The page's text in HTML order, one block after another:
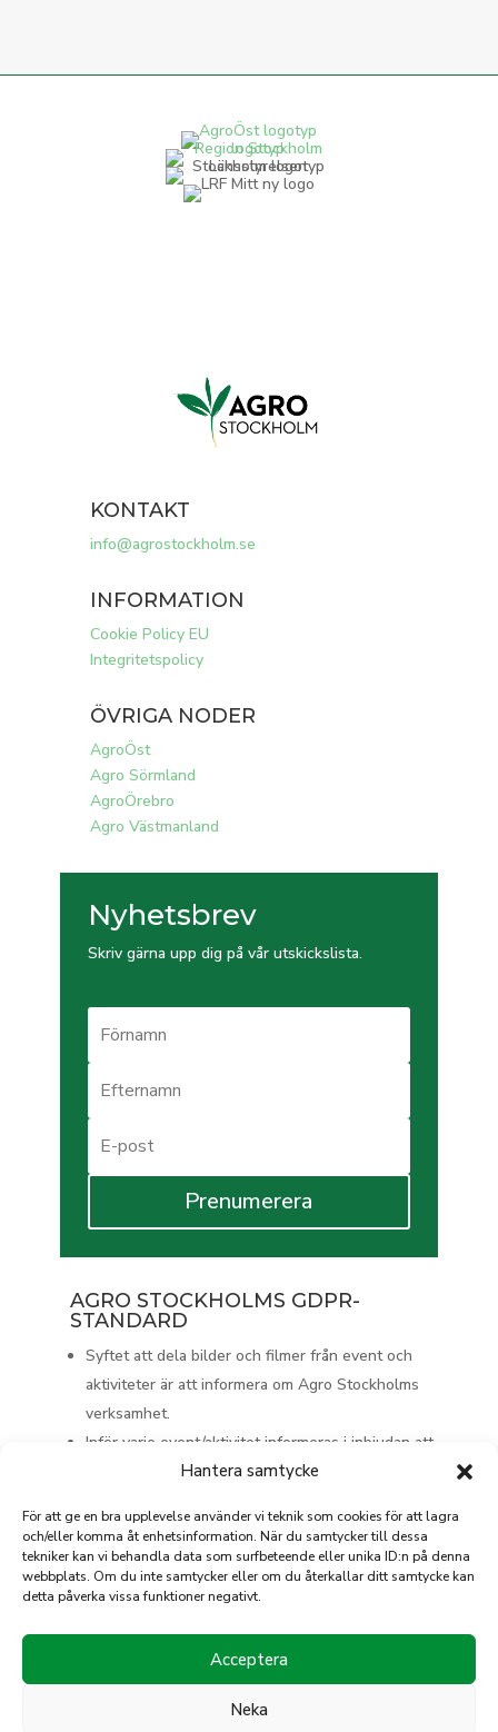
Hantera samtycke
För att ge en bra upplevelse använder vi teknik som cookies för att lagra
och/eller komma åt enhetsinformation. När du samtycker till dessa
tekniker kan vi behandla data som surfbeteende eller unika ID:n på denna
webbplats. Om du inte samtycker eller om du återkallar ditt samtycke kan
detta påverka vissa funktioner negativt.
Acceptera
Neka
KONTAKT
info@agrostockholm.se
INFORMATION
Cookie Policy EU
Integritetspolicy
ÖVRIGA NODER
AgroÖst
Agro Sörmland
AgroÖrebro
Agro Västmanland
Nyhetsbrev
Skriv gärna upp dig på vår utskickslista.
Prenumerera
AGRO STOCKHOLMS GDPR-
STANDARD
Syftet att dela bilder och filmer från event och
aktiviteter är att informera om Agro Stockholms
verksamhet.
Inför varje event/aktivitet informeras i inbjudan att
foto och filmning kan förekomma.
invända mot detta och kan då kontakta
info@agrostockholm.se
Till grund för denna standard ligger information